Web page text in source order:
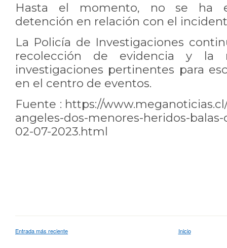
Hasta el momento, no se ha
detención en relación con el
La Policía de Investigaciones
recolección de evidencia y la
investigaciones pertinentes para
en el centro de eventos.
Fuente : https://
angeles-dos-menores-heridos-
02-07-2023.html
Entrada más reciente Inicio